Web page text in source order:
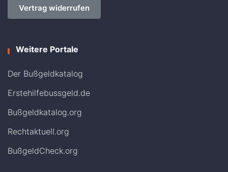
Vertrag widerrufen
Weitere Portale
Der Bußgeldkatalog
Erstehilfebussgeld.de
Bußgeldkatalog.org
Rechtaktuell.org
BußgeldCheck.org